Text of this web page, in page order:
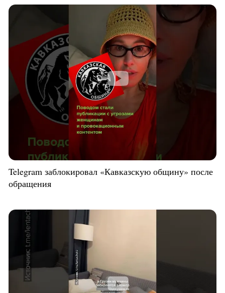
Telegram заблокировал «Кавказскую общину» после
обращения